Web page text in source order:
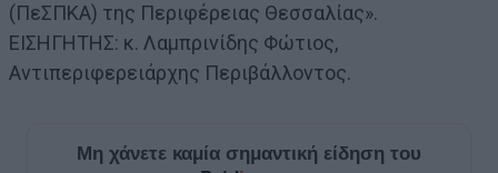
(ΠεΣΠΚΑ) της Περιφέρειας Θεσσαλίας».
ΕΙΣΗΓΗΤΗΣ: κ. Λαμπρινίδης Φώτιος,
Αντιπεριφερειάρχης Περιβάλλοντος.
Μη χάνετε καμία σημαντική είδηση του